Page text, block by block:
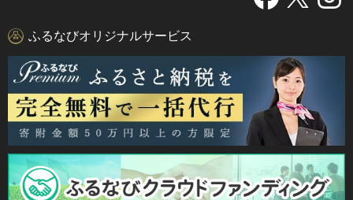
ふるなびオリジナルサービス